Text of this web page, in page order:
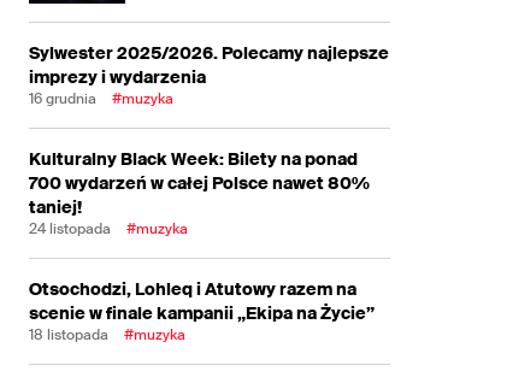
Sylwester 2025/2026. Polecamy najlepsze
imprezy i wydarzenia
16 grudnia #muzyka
Kulturalny Black Week: Bilety na ponad
700 wydarzeń w całej Polsce nawet 80%
taniej!
24 listopada #muzyka
Otsochodzi, Lohleq i Atutowy razem na
scenie w finale kampanii „Ekipa na Życie”
18 listopada #muzyka